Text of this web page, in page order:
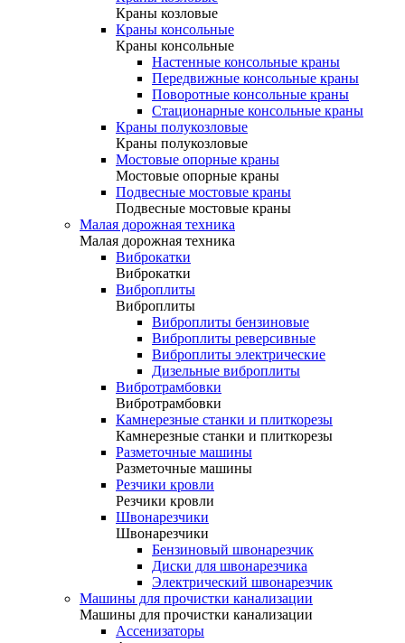
Краны козловые
Краны консольные
Краны консольные
Настенные консольные краны
Передвижные консольные краны
Поворотные консольные краны
Стационарные консольные краны
Краны полукозловые
Краны полукозловые
Мостовые опорные краны
Мостовые опорные краны
Подвесные мостовые краны
Подвесные мостовые краны
Малая дорожная техника
Малая дорожная техника
Виброкатки
Виброкатки
Виброплиты
Виброплиты
Виброплиты бензиновые
Виброплиты реверсивные
Виброплиты электрические
Дизельные виброплиты
Вибротрамбовки
Вибротрамбовки
Камнерезные станки и плиткорезы
Камнерезные станки и плиткорезы
Разметочные машины
Разметочные машины
Резчики кровли
Резчики кровли
Швонарезчики
Швонарезчики
Бензиновый швонарезчик
Диски для швонарезчика
Электрический швонарезчик
Машины для прочистки канализации
Машины для прочистки канализации
Ассенизаторы